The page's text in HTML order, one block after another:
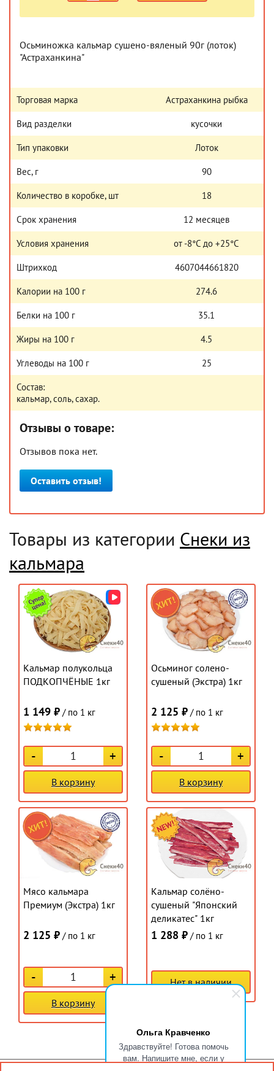
Ольга Кравченко
Здравствуйте! Готова помочь
вам. Напишите мне, если у
Осьминожка кальмар сушено-вяленый 90г (лоток)
"Астраханкина"
Торговая марка Астраханкина рыбка
Вид разделки кусочки
Тип упаковки Лоток
Вес, г 90
Количество в коробке, шт 18
Срок хранения 12 месяцев
Условия хранения от -8°С до +25°С
Штрихкод 4607044661820
Калории на 100 г 274.6
Белки на 100 г 35.1
Жиры на 100 г 4.5
Углеводы на 100 г 25
Состав:
кальмар, соль, сахар.
Отзывы о товаре:
Отзывов пока нет.
Оставить отзыв!
Товары из категории Снеки из
кальмара
Кальмар полукольца
ПОДКОПЧЁНЫЕ 1кг
1 149 ₽ / по 1 кг
- +
В корзину
Осьминог солено-
сушеный (Экстра) 1кг
2 125 ₽ / по 1 кг
- +
В корзину
Мясо кальмара
Премиум (Экстра) 1кг
2 125 ₽ / по 1 кг
- +
В корзину
Кальмар солёно-
сушеный "Японский
деликатес" 1кг
1 288 ₽ / по 1 кг
Нет в наличии